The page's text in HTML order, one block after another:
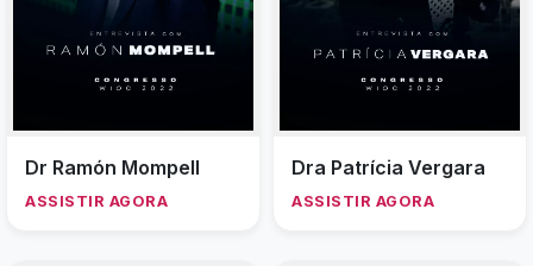
Dr Ramón Mompell
ASSISTIR AGORA
Dra Patrícia Vergara
ASSISTIR AGORA